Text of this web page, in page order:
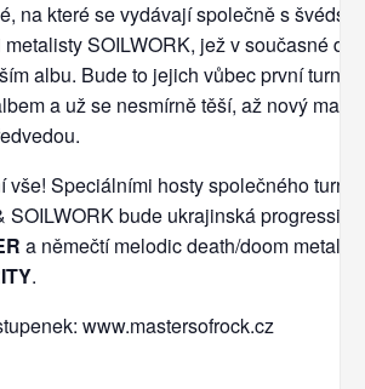
na které se vydávají společně s
SOILWORK, jež v současné
albu. Bude to jejich vůbec první turné s
a už se nesmírně těší, až nový
vše! Speciálními hosty společného turné
SOILWORK bude ukrajinská
a němečtí melodic death/doom
.
www.mastersofrock.cz